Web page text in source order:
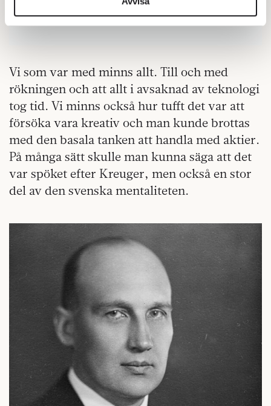
annons- och analysföretag som vi samarbetar med.
Om du vill läsa mer om hur vi hanterar personuppgifter
kan du göra dethär.
Förlaget Näringslivshistoria
Vi som var med minns allt. Till och med
rökningen och att allt i avsaknad av teknologi
tog tid. Vi minns också hur tufft det var att
försöka vara kreativ och man kunde brottas
med den basala tanken att handla med aktier.
På många sätt skulle man kunna säga att det
var spöket efter Kreuger, men också en stor
del av den svenska mentaliteten.